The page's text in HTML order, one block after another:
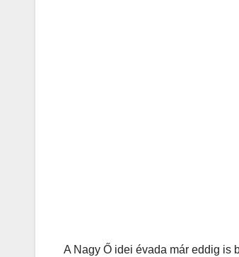
A Nagy Ő idei évada már eddig is